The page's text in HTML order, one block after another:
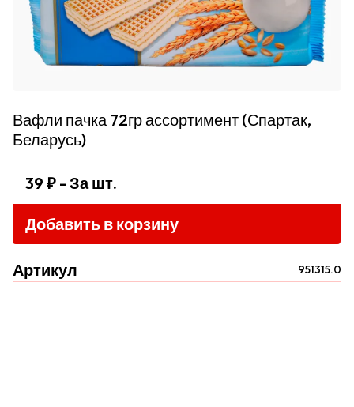
Вафли пачка 72гр ассортимент (Спартак,
Беларусь)
39 ₽ - За шт.
Добавить в корзину
Артикул 951315.0